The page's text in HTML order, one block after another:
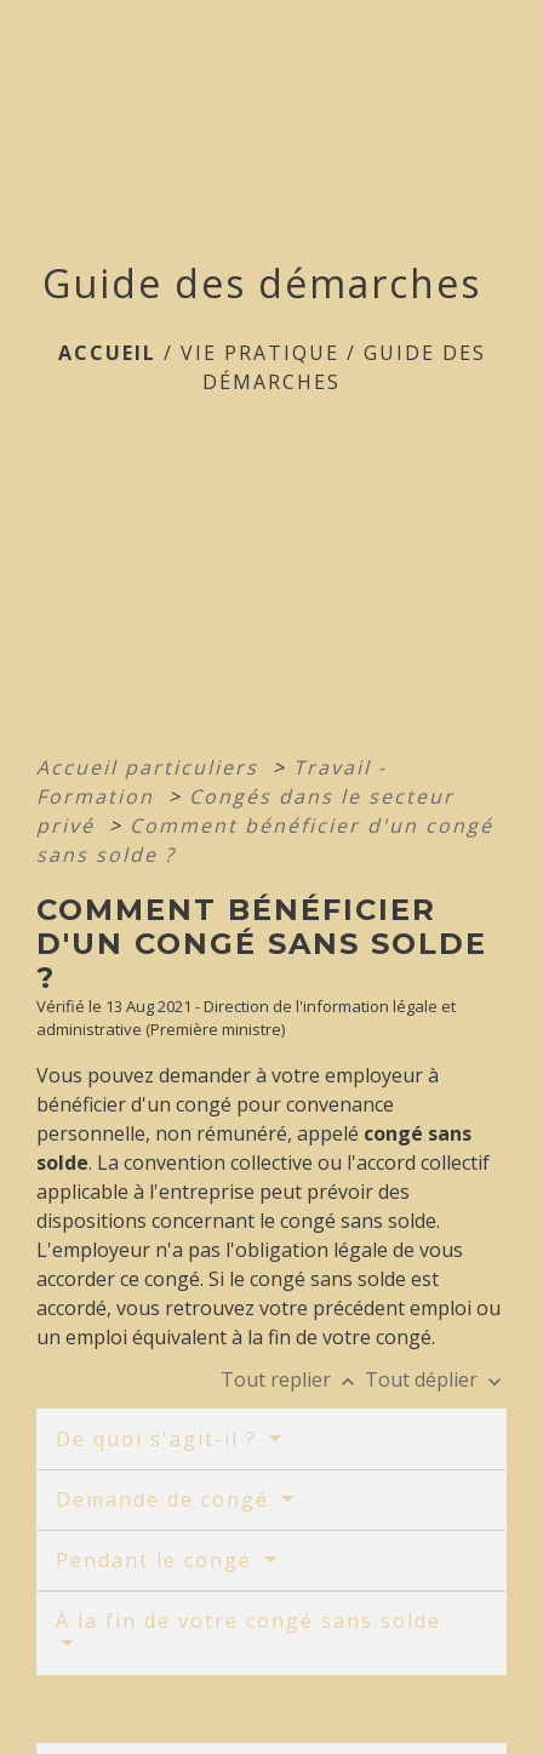
Guide des démarches
ACCUEIL / VIE PRATIQUE / GUIDE DES
DÉMARCHES
Accueil particuliers > Travail -
Formation
> Congés dans le secteur
privé
> Comment bénéficier d'un congé
sans solde ?
COMMENT BÉNÉFICIER
D'UN CONGÉ SANS SOLDE
?
Vérifié le 13 Aug 2021 - Direction de l'information légale et
administrative (Première ministre)
Vous pouvez demander à votre employeur à
bénéficier d'un congé pour convenance
personnelle, non rémunéré, appelé congé sans
solde. La convention collective ou l'accord collectif
applicable à l'entreprise peut prévoir des
dispositions concernant le congé sans solde.
L'employeur n'a pas l'obligation légale de vous
accorder ce congé. Si le congé sans solde est
accordé, vous retrouvez votre précédent emploi ou
un emploi équivalent à la fin de votre congé.
Tout replier keyboard_arrow_up Tout déplier keyboard_arrow_down
De quoi s'agit-il ?
Demande de congé
Pendant le congé
À la fin de votre congé sans solde